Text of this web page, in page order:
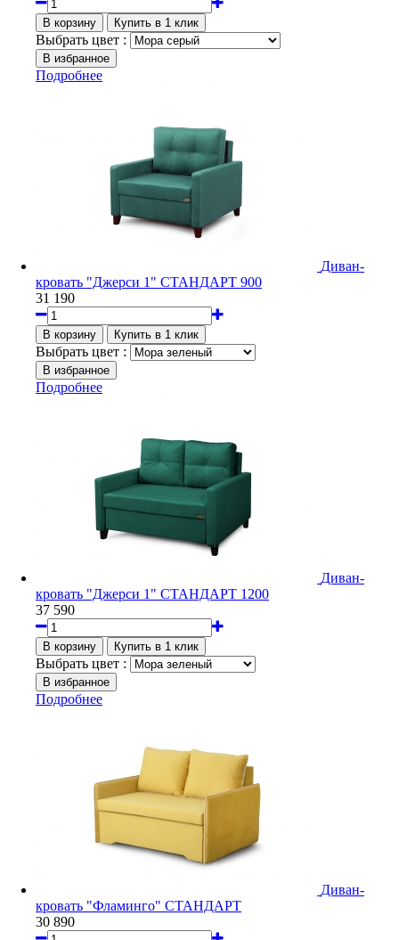
Выбрать цвет :
Подробнее
Диван-
кровать "Джерси 1" СТАНДАРТ 900
31 190
Выбрать цвет :
Подробнее
Диван-
кровать "Джерси 1" СТАНДАРТ 1200
37 590
Выбрать цвет :
Подробнее
Диван-
кровать "Фламинго" СТАНДАРТ
30 890